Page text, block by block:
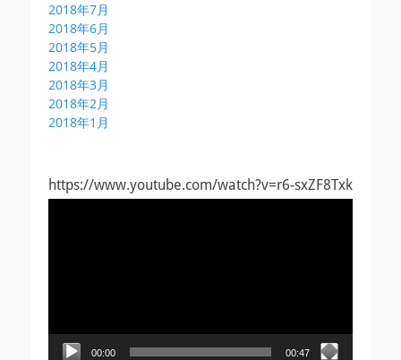
2018年7月
2018年6月
2018年5月
2018年4月
2018年3月
2018年2月
2018年1月
https://www.youtube.com/watch?v=r6-sxZF8Txk
00:00 00:47